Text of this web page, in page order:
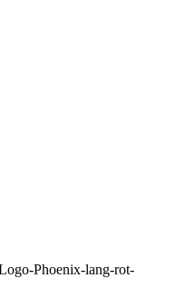
Phoenix-lang-rot-